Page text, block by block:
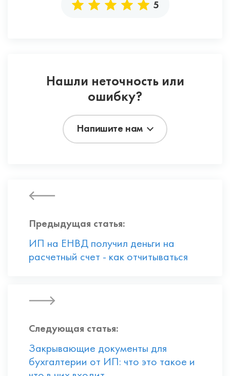
5
Нашли неточность или
ошибку?
Напишите нам
Предыдущая статья:
ИП на ЕНВД получил деньги на
расчетный счет - как отчитываться
Следующая статья:
Закрывающие документы для
бухгалтерии от ИП: что это такое и